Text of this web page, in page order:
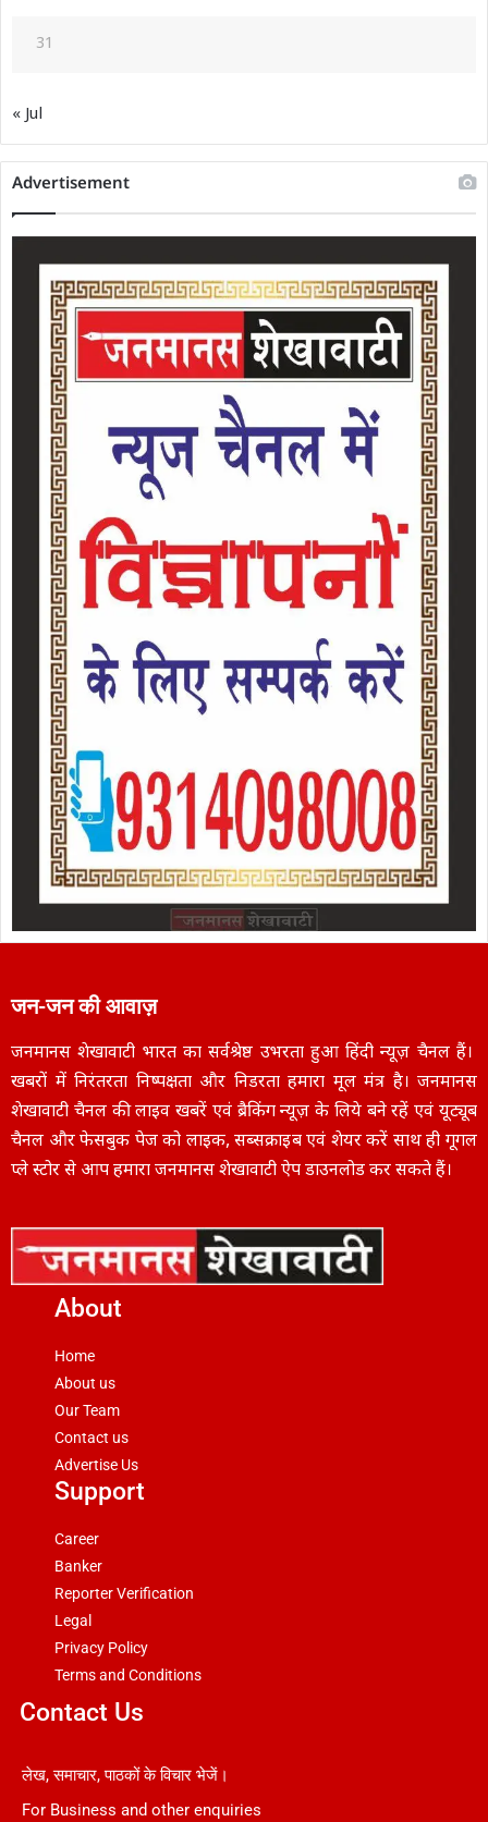
31
« Jul
Advertisement
जन-जन की आवाज़
जनमानस शेखावाटी भारत का सर्वश्रेष्ठ उभरता हुआ हिंदी न्यूज़ चैनल हैं।
खबरों में निरंतरता निष्पक्षता और निडरता हमारा मूल मंत्र है। जनमानस
शेखावाटी चैनल की लाइव खबरें एवं ब्रैकिंग न्यूज़ के लिये बने रहें एवं यूट्यूब
चैनल और फेसबुक पेज को लाइक, सब्सक्राइब एवं शेयर करें साथ ही गूगल
प्ले स्टोर से आप हमारा जनमानस शेखावाटी ऐप डाउनलोड कर सकते हैं।
About
Home
About us
Our Team
Contact us
Advertise Us
Support
Career
Banker
Reporter Verification
Legal
Privacy Policy
Terms and Conditions
Contact Us
लेख, समाचार, पाठकों के विचार भेजें।
For Business and other enquiries